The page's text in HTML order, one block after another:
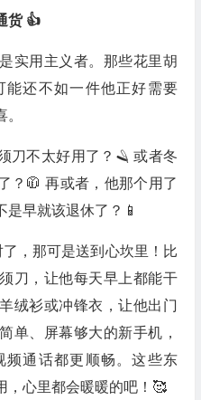
货 👍
实用主义者。那些花里胡
能还不如一件他正好需要
刀不太好用了？🪒 或者冬
？🧥 再或者，他那个用了
是早就该退休了？📱
了，那可是送到心坎里！比
刀，让他每天早上都能干
绒衫或冲锋衣，让他出门
单、屏幕够大的新手机，
频通话都更顺畅。这些东
，心里都会暖暖的吧！🥰